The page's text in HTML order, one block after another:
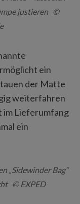
justieren ©
ein
der Matte
weiterfahren
im Lieferumfang
ein
„Sidewinder Bag“
© EXPED